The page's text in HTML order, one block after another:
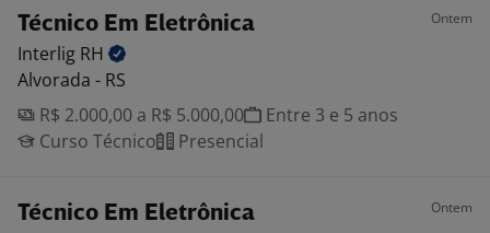
Técnico Em Eletrônica Ontem
Interlig RH
Alvorada - RS
R$ 2.000,00 a R$ 5.000,00
Entre 3 e 5 anos
Curso Técnico
Presencial
Técnico Em Eletrônica Ontem